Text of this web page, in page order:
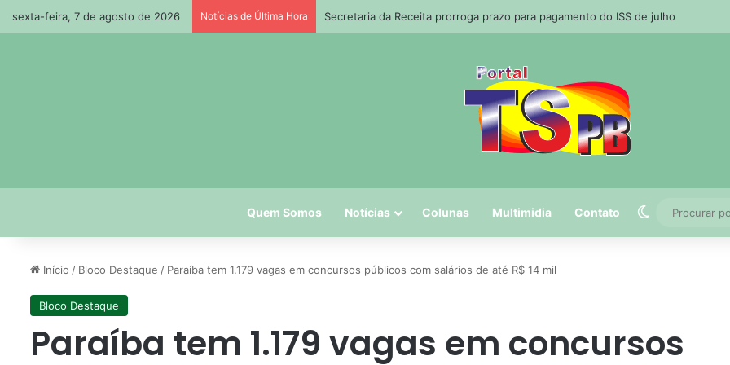
sexta-feira, 7 de agosto de 2026 Notícias de Última Hora Secretaria da Receita prorroga prazo para pagamento do ISS de julho
Quem Somos Notícias Colunas Multimidia Contato Switch skin
Início / Bloco Destaque / Paraíba tem 1.179 vagas em concursos públicos com salários de até R$ 14 mil
Bloco Destaque
Paraíba tem 1.179 vagas em concursos